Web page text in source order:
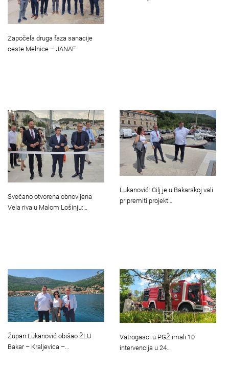
Započela druga faza sanacije
ceste Melnice – JANAF
Svečano otvorena obnovljena
Vela riva u Malom Lošinju:…
Lukanović: Cilj je u Bakarskoj vali
pripremiti projekt…
Župan Lukanović obišao ŽLU
Bakar – Kraljevica –…
Vatrogasci u PGŽ imali 10
intervencija u 24…